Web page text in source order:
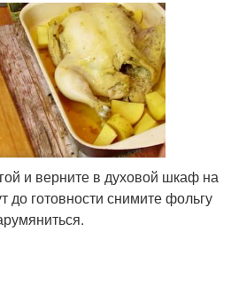
и верните в духовой шкаф на
до готовности снимите фольгу